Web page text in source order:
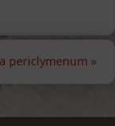
periclymenum »